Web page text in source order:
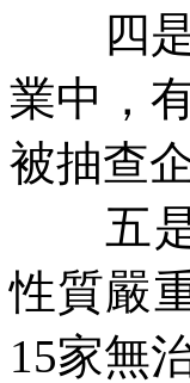
四是
業中，
被抽查
五是
性質嚴
15家無